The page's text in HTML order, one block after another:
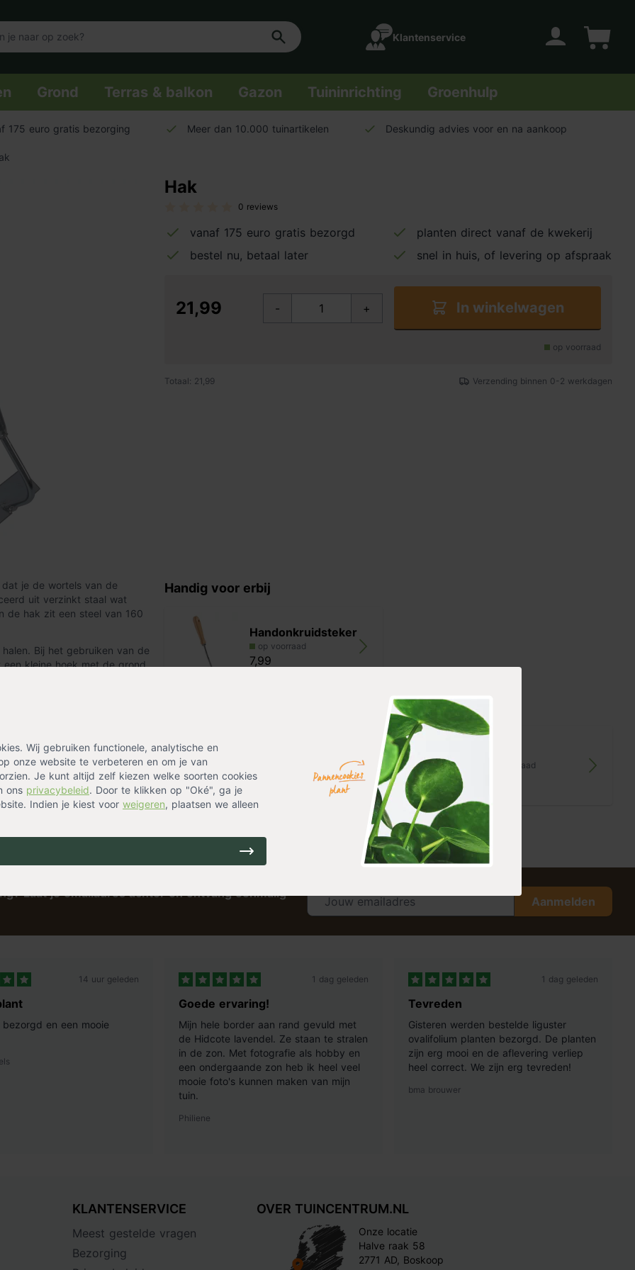
Klantenservice
Grond Terras & balkon Gazon Tuininrichting Groenhulp
Wij gebruiken functionele, analytische en
onze website te verbeteren en om je van
Je kunt altijd zelf kiezen welke soorten cookies
ons privacybeleid. Door te klikken op "Oké", ga je
Indien je kiest voor weigeren, plaatsen we alleen
175 euro gratis bezorging Meer dan 10.000 tuinartikelen Deskundig advies voor en na aankoop
Hak
0 reviews
vanaf 175 euro gratis bezorgd
planten direct vanaf de kwekerij
bestel nu, betaal later
snel in huis, of levering op afspraak
21,99 - + In winkelwagen
op voorraad
Totaal: 21,99 Verzending binnen 0-2 werkdagen
je de wortels van de
uit verzinkt staal wat
de hak zit een steel van 160
Bij het gebruiken van de
kleine hoek met de grond
blijft het vastzitten.
Handig voor erbij
Handonkruidsteker
op voorraad
7,99
21,99
op voorraad
Laat je emailadres achter en ontvang eenmalig
Aanmelden
14 uur geleden
bezorgd en een mooie
1 dag geleden
Goede ervaring!
Mijn hele border aan rand gevuld met
de Hidcote lavendel. Ze staan te stralen
in de zon. Met fotografie als hobby en
een ondergaande zon heb ik heel veel
mooie foto's kunnen maken van mijn
tuin.
Philiene
1 dag geleden
Tevreden
Gisteren werden bestelde liguster
ovalifolium planten bezorgd. De planten
zijn erg mooi en de aflevering verliep
heel correct. We zijn erg tevreden!
bma brouwer
KLANTENSERVICE
Meest gestelde vragen
Bezorging
OVER TUINCENTRUM.NL
Onze locatie
Halve raak 58
2771 AD, Boskoop